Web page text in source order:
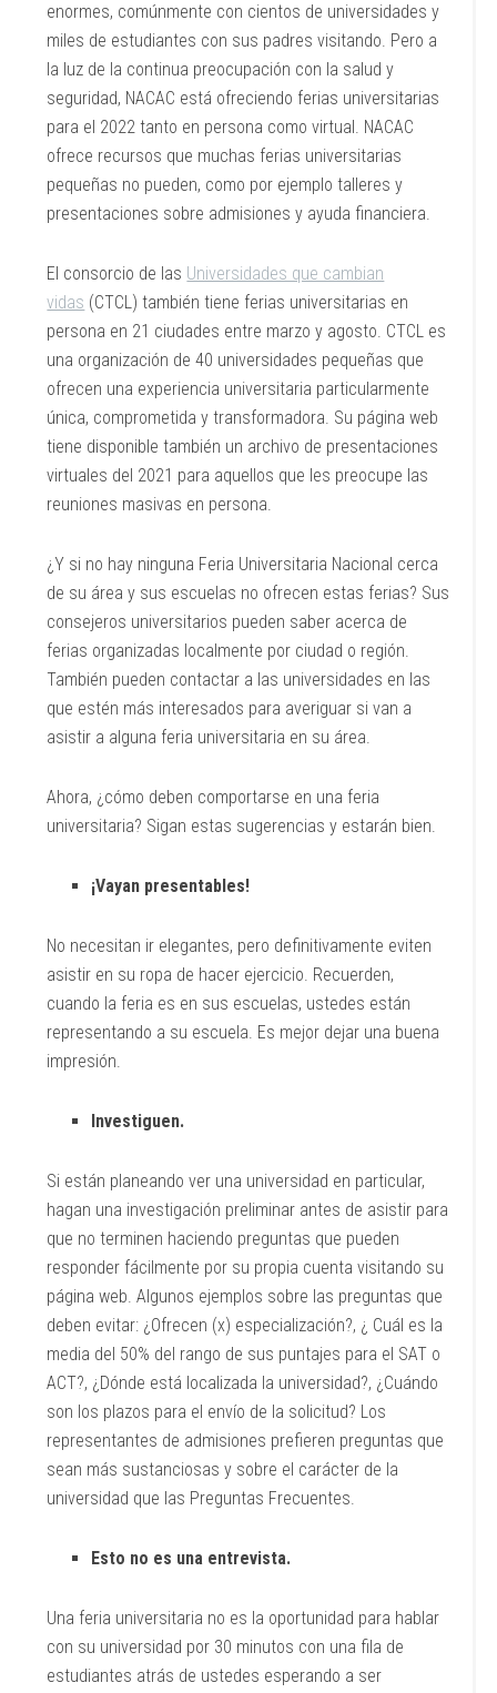
enormes, comúnmente con cientos de universidades y
miles de estudiantes con sus padres visitando. Pero a
la luz de la continua preocupación con la salud y
seguridad, NACAC está ofreciendo ferias universitarias
para el 2022 tanto en persona como virtual. NACAC
ofrece recursos que muchas ferias universitarias
pequeñas no pueden, como por ejemplo talleres y
presentaciones sobre admisiones y ayuda financiera.
El consorcio de las Universidades que cambian
vidas (CTCL) también tiene ferias universitarias en
persona en 21 ciudades entre marzo y agosto. CTCL es
una organización de 40 universidades pequeñas que
ofrecen una experiencia universitaria particularmente
única, comprometida y transformadora. Su página web
tiene disponible también un archivo de presentaciones
virtuales del 2021 para aquellos que les preocupe las
reuniones masivas en persona.
¿Y si no hay ninguna Feria Universitaria Nacional cerca
de su área y sus escuelas no ofrecen estas ferias? Sus
consejeros universitarios pueden saber acerca de
ferias organizadas localmente por ciudad o región.
También pueden contactar a las universidades en las
que estén más interesados para averiguar si van a
asistir a alguna feria universitaria en su área.
Ahora, ¿cómo deben comportarse en una feria
universitaria? Sigan estas sugerencias y estarán bien.
¡Vayan presentables!
No necesitan ir elegantes, pero definitivamente eviten
asistir en su ropa de hacer ejercicio. Recuerden,
cuando la feria es en sus escuelas, ustedes están
representando a su escuela. Es mejor dejar una buena
impresión.
Investiguen.
Si están planeando ver una universidad en particular,
hagan una investigación preliminar antes de asistir para
que no terminen haciendo preguntas que pueden
responder fácilmente por su propia cuenta visitando su
página web. Algunos ejemplos sobre las preguntas que
deben evitar: ¿Ofrecen (x) especialización?, ¿ Cuál es la
media del 50% del rango de sus puntajes para el SAT o
ACT?, ¿Dónde está localizada la universidad?, ¿Cuándo
son los plazos para el envío de la solicitud? Los
representantes de admisiones prefieren preguntas que
sean más sustanciosas y sobre el carácter de la
universidad que las Preguntas Frecuentes.
Esto no es una entrevista.
Una feria universitaria no es la oportunidad para hablar
con su universidad por 30 minutos con una fila de
estudiantes atrás de ustedes esperando a ser